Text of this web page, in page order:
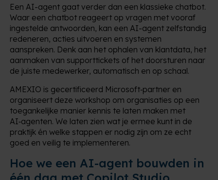
Een AI-agent gaat verder dan een klassieke chatbot.
Waar een chatbot reageert op vragen met vooraf
ingestelde antwoorden, kan een AI-agent zelfstandig
redeneren, acties uitvoeren en systemen
aanspreken. Denk aan het ophalen van klantdata, het
aanmaken van supporttickets of het doorsturen naar
de juiste medewerker, automatisch en op schaal.
AMEXIO is gecertificeerd Microsoft‑partner en
organiseert deze workshop om organisaties op een
toegankelijke manier kennis te laten maken met
AI‑agenten. We laten zien wat je ermee kunt in de
praktijk én welke stappen er nodig zijn om ze echt
goed en veilig te implementeren.
Hoe we een AI-agent bouwden in